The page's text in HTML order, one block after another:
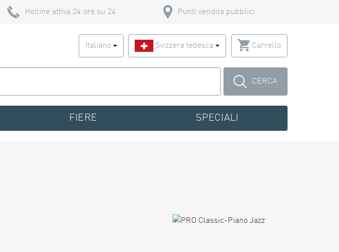
Hotline attiva 24 ore su 24 Punti vendita pubblici
Italiano Svizzera tedesca Carrello
CERCA
FIERE SPECIALI